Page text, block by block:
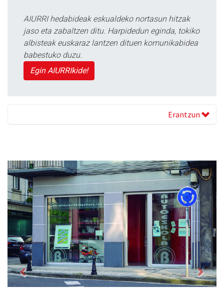
AIURRI hedabideak eskualdeko nortasun hitzak
jaso eta zabaltzen ditu. Harpidedun eginda, tokiko
albisteak euskaraz lantzen dituen komunikabidea
babestuko duzu.
Egin AIURRIkide!
Erantzun
Previous Next